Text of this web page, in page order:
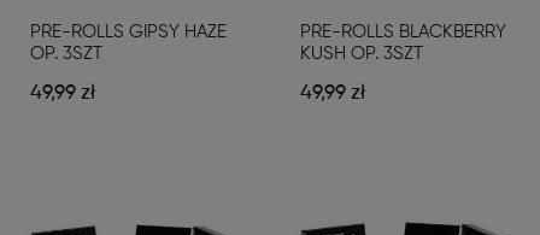
PRE-ROLLS GIPSY HAZE
OP. 3SZT
49,99 zł
PRE-ROLLS BLACKBERRY
KUSH OP. 3SZT
49,99 zł